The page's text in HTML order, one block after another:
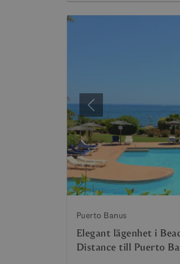
Föregående
Puerto Banus
Elegant lägenhet i
Distance till Puerto